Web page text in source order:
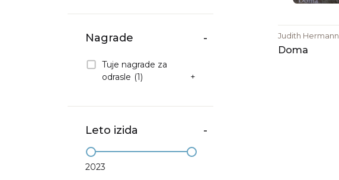
Nagrade -
Tuje nagrade za
odrasle (1) +
Leto izida -
2023
Judith Hermann
Doma